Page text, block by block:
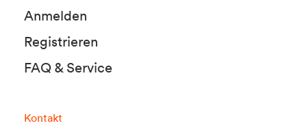
Anmelden
Registrieren
FAQ & Service
Kontakt